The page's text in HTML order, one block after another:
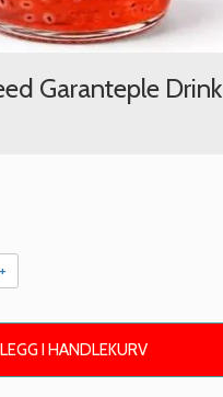
Garanteple Drink
+
LEGG I HANDLEKURV